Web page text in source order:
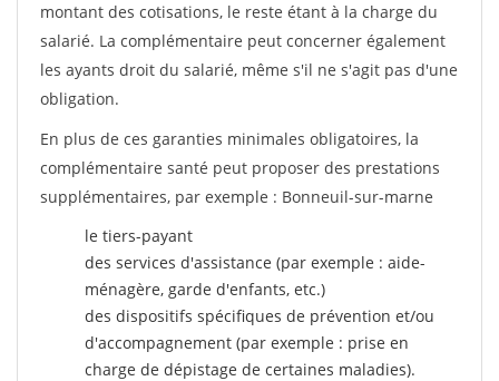
montant des cotisations, le reste étant à la charge du
salarié. La complémentaire peut concerner également
les ayants droit du salarié, même s'il ne s'agit pas d'une
obligation.
En plus de ces garanties minimales obligatoires, la
complémentaire santé peut proposer des prestations
supplémentaires, par exemple : Bonneuil-sur-marne
le tiers-payant
des services d'assistance (par exemple : aide-
ménagère, garde d'enfants, etc.)
des dispositifs spécifiques de prévention et/ou
d'accompagnement (par exemple : prise en
charge de dépistage de certaines maladies).